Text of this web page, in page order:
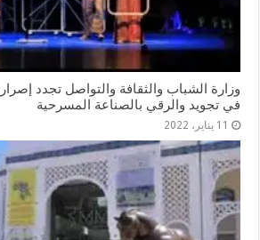
وزارة الشباب والثقافة والتواصل تجدد
في تجويد والرقي بالصناعة المسرحية
11 يناير، 2022